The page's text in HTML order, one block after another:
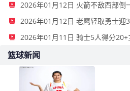
篮球新闻